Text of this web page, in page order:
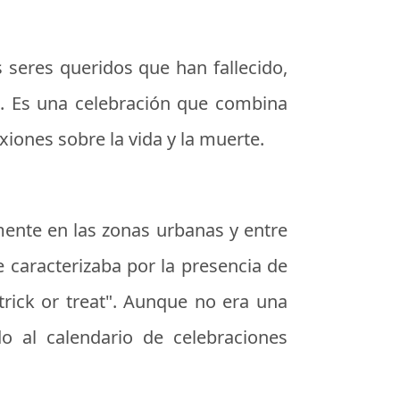
queridos que han fallecido,
una celebración que combina
sobre la vida y la muerte.
en las zonas urbanas y entre
caracterizaba por la presencia de
or treat". Aunque no era una
al calendario de celebraciones